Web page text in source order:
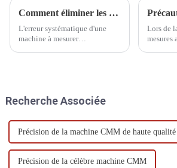
Comment éliminer les erreurs système
L'erreur systématique d'une
machine à mesurer
l'équipement lui-même
Lors de
mesures
Recherche Associée
Précision de la machine CMM de haute qualité
Précision de la célèbre machine CMM